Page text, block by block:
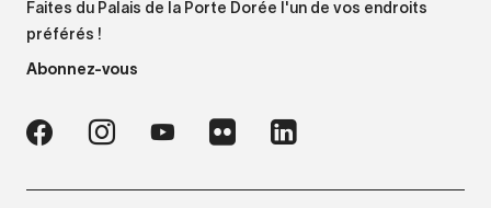
Faites du Palais de la Porte Dorée l'un de vos endroits
préférés !
Abonnez-vous